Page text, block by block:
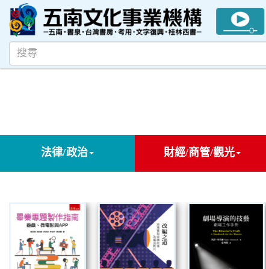
法律/政治 財經/商管/觀光